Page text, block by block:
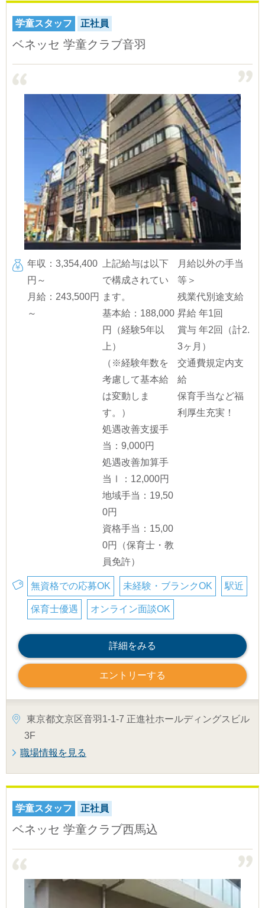
学童スタッフ 正社員
ベネッセ 学童クラブ音羽
年収：3,354,400
円～
月給：243,500円
～
上記給与は以下
で構成されてい
ます。
基本給：188,000
円（経験5年以
上）
（※経験年数を
考慮して基本給
は変動しま
す。）
処遇改善支援手
当：9,000円
処遇改善加算手
当Ⅰ：12,000円
地域手当：19,50
0円
資格手当：15,00
0円（保育士・教
員免許）
月給以外の手当
等＞
残業代別途支給
昇給 年1回
賞与 年2回（計2.
3ヶ月）
交通費規定内支
給
保育手当など福
利厚生充実！
無資格での応募OK 未経験・ブランクOK 駅近
保育士優遇 オンライン面談OK
詳細をみる
エントリーする
東京都文京区音羽1-1-7 正進社ホールディングスビル
3F
職場情報を見る
学童スタッフ 正社員
ベネッセ 学童クラブ西馬込